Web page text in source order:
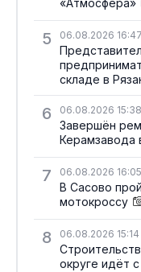
5 06.08.2026 16:47
складе в
6 06.08.2026 15:38
Завершён
Керамзавода
7 06.08.2026 16:05
В Сасово
мотокроссу
8 06.08.2026 15:14
округе идёт